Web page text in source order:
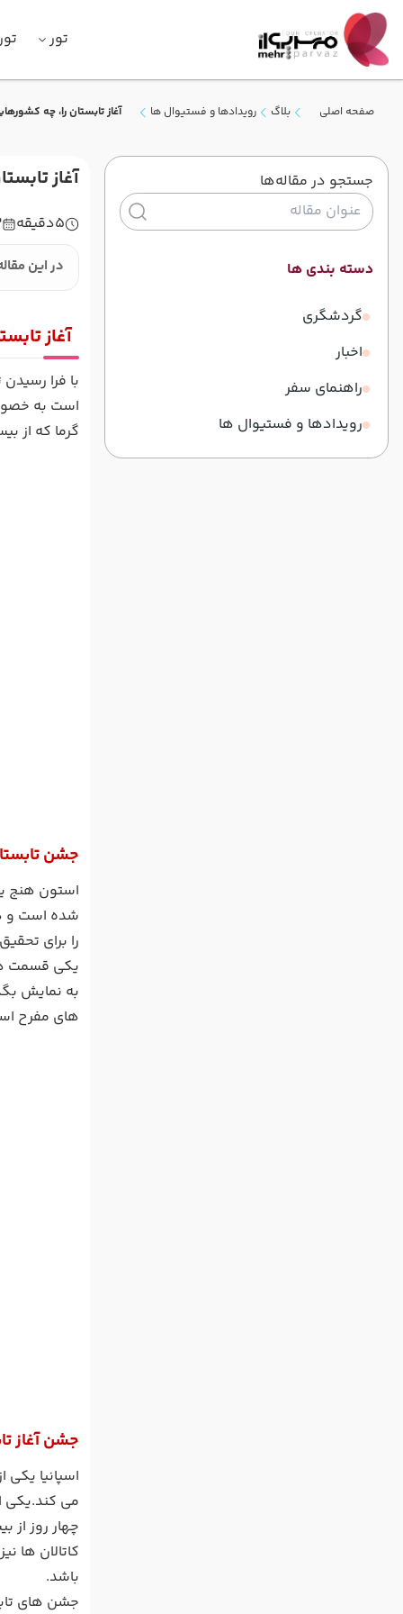
تور
صفحه اصلی بلاگ رویدادها و فستیوال ها آغاز تابستان را، چه
جستجو در مقاله‌ها
دسته بندی ها
گردشگری
اخبار
راهنمای سفر
رویدادها و فستیوال ها
آغاز
5دقیقه
در این
آغاز
با فرا
است به
گرما که از
جشن
استون هنج
شده است و
را برای
یکی قسمت
به نمایش
های مفرح
جشن آغاز
اسپانیا
می کند.یکی
چهار روز از
کاتالان ها
باشد.
جشن های